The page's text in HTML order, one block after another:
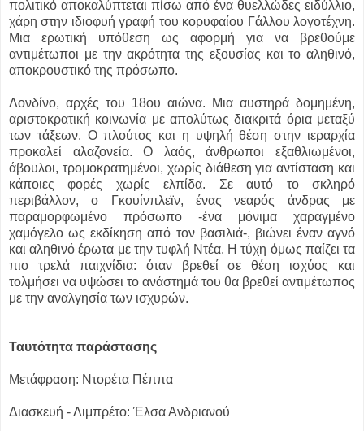
πολιτικό αποκαλύπτεται πίσω από ένα θυελλώδες ειδύλλιο,
χάρη στην ιδιοφυή γραφή του κορυφαίου Γάλλου λογοτέχνη.
Μια ερωτική υπόθεση ως αφορμή για να βρεθούμε
αντιμέτωποι με την ακρότητα της εξουσίας και το αληθινό,
αποκρουστικό της πρόσωπο.
Λονδίνο, αρχές του 18ου αιώνα. Μια αυστηρά δομημένη,
αριστοκρατική κοινωνία με απολύτως διακριτά όρια μεταξύ
των τάξεων. Ο πλούτος και η υψηλή θέση στην ιεραρχία
προκαλεί αλαζονεία. Ο λαός, άνθρωποι εξαθλιωμένοι,
άβουλοι, τρομοκρατημένοι, χωρίς διάθεση για αντίσταση και
κάποιες φορές χωρίς ελπίδα. Σε αυτό το σκληρό
περιβάλλον, ο Γκουίνπλεϊν, ένας νεαρός άνδρας με
παραμορφωμένο πρόσωπο -ένα μόνιμα χαραγμένο
χαμόγελο ως εκδίκηση από τον βασιλιά-, βιώνει έναν αγνό
και αληθινό έρωτα με την τυφλή Ντέα. Η τύχη όμως παίζει τα
πιο τρελά παιχνίδια: όταν βρεθεί σε θέση ισχύος και
τολμήσει να υψώσει το ανάστημά του θα βρεθεί αντιμέτωπος
με την αναλγησία των ισχυρών.
Ταυτότητα παράστασης
Μετάφραση: Ντορέτα Πέππα
Διασκευή - Λιμπρέτο: Έλσα Ανδριανού